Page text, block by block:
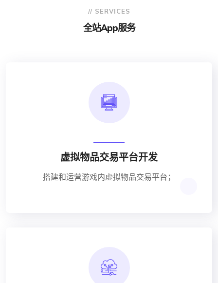
// SERVICES
全站app服务
虚拟物品交易平台开发
搭建和运营游戏内虚拟物品交易平台；